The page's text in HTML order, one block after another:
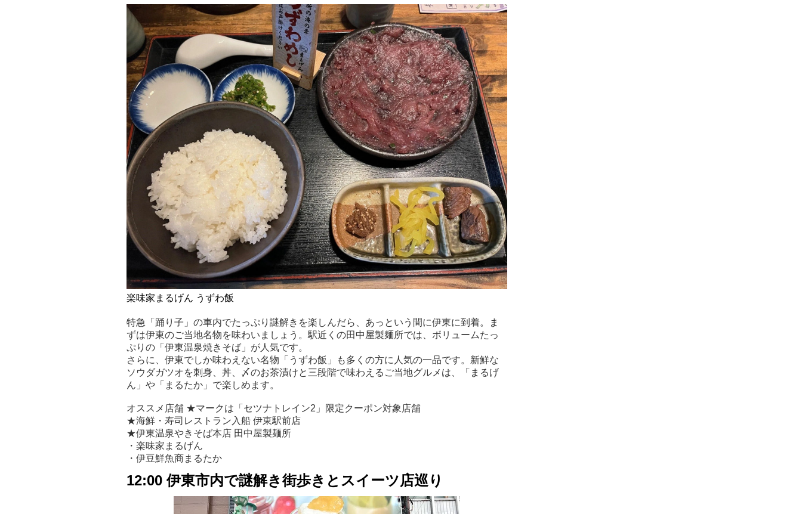
楽味家まるげん うずわ飯
特急「踊り子」の車内でたっぷり謎解きを楽しんだら、あっという間に伊東に到着。ま
ずは伊東のご当地名物を味わいましょう。駅近くの田中屋製麺所では、ボリュームたっ
ぷりの「伊東温泉焼きそば」が人気です。
さらに、伊東でしか味わえない名物「うずわ飯」も多くの方に人気の一品です。新鮮な
ソウダガツオを刺身、丼、〆のお茶漬けと三段階で味わえるご当地グルメは、「まるげ
ん」や「まるたか」で楽しめます。
オススメ店舗 ★マークは「セツナトレイン2」限定クーポン対象店舗
★海鮮・寿司レストラン入船 伊東駅前店
★伊東温泉やきそば本店 田中屋製麺所
・楽味家まるげん
・伊豆鮮魚商まるたか
12:00 伊東市内で謎解き街歩きとスイーツ店巡り